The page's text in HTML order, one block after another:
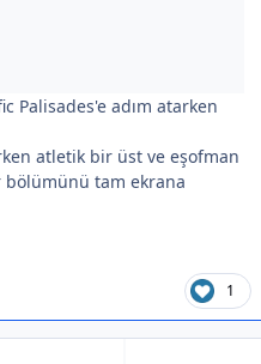
Palisades'e adım atarken
atletik bir üst ve eşofman
tam ekrana
1